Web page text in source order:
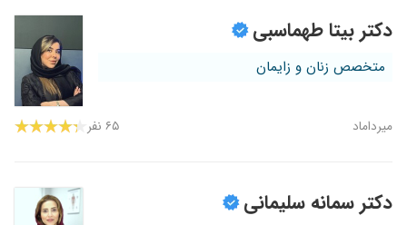
دکتر بیتا طهماسبی
متخصص زنان و زایمان
میرداماد ۶۵ نفر
دکتر سمانه سلیمانی